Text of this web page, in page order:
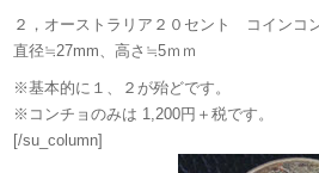
２，オーストラリア２０セント コインコ
直径≒27mm、高さ≒5ｍｍ
※基本的に１、２が殆どです。
※コンチョのみは 1,200円＋税です。
[/su_column]